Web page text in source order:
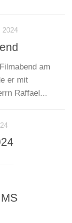
2024
am
er mit
Raffael...